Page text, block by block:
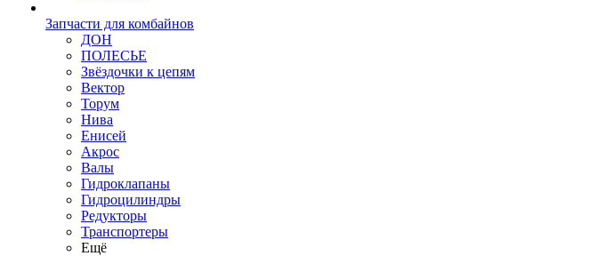
Запчасти для комбайнов
ДОН
ПОЛЕСЬЕ
Звёздочки к цепям
Вектор
Торум
Нива
Енисей
Акрос
Валы
Гидроклапаны
Гидроцилиндры
Редукторы
Транспортеры
Ещё